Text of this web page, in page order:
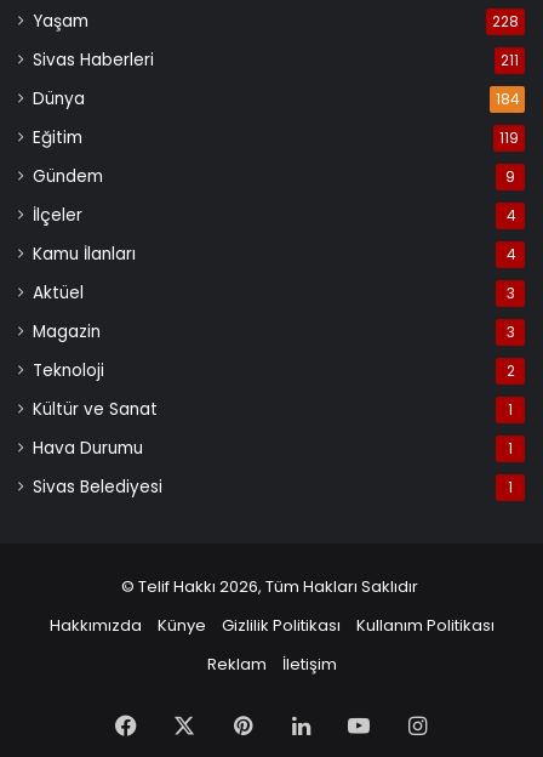
Yaşam 228
Sivas Haberleri 211
Dünya 184
Eğitim 119
Gündem 9
İlçeler 4
Kamu İlanları 4
Aktüel 3
Magazin 3
Teknoloji 2
Kültür ve Sanat 1
Hava Durumu 1
Sivas Belediyesi 1
© Telif Hakkı 2026, Tüm Hakları Saklıdır
Hakkımızda
Künye Gizlilik Politikası
Kullanım Politikası
Reklam
İletişim
Facebook PinterestLinkedInYouTubeInstagram